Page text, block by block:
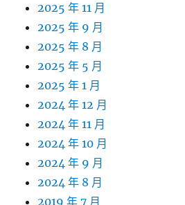
2025 年 11 月
2025 年 9 月
2025 年 8 月
2025 年 5 月
2025 年 1 月
2024 年 12 月
2024 年 11 月
2024 年 10 月
2024 年 9 月
2024 年 8 月
2019 年 7 月